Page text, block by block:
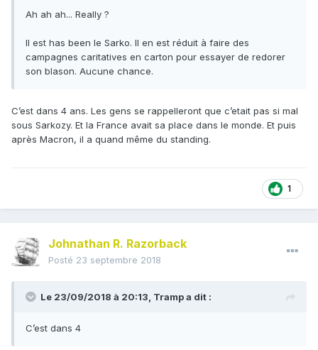
Ah ah ah... Really ?
Il est has been le Sarko. Il en est réduit à faire des
campagnes caritatives en carton pour essayer de redorer
son blason. Aucune chance.
C’est dans 4 ans. Les gens se rappelleront que c’etait pas si mal
sous Sarkozy. Et la France avait sa place dans le monde. Et puis
après Macron, il a quand même du standing.
1
Johnathan R. Razorback
Posté 23 septembre 2018
Le 23/09/2018 à 20:13, Trampa dit :
C’est dans 4